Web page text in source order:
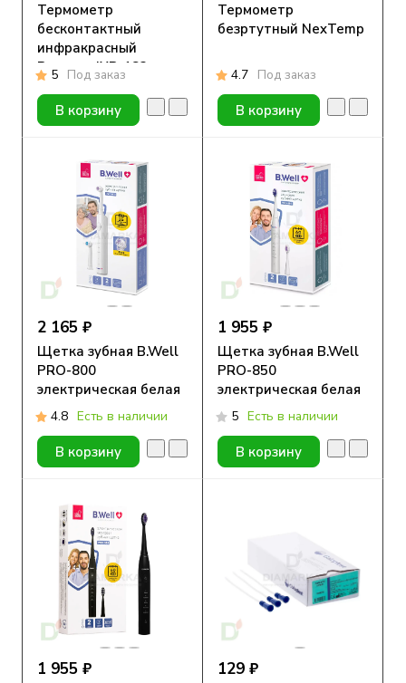
Термометр
бесконтактный
инфракрасный
Berrcom JXB-183
5 Под заказ
В корзину
Термометр
безртутный NexTemp
4.7 Под заказ
В корзину
2 165 ₽
Щетка зубная B.Well
PRO-800
электрическая белая
4.8 Есть в наличии
В корзину
1 955 ₽
Щетка зубная B.Well
PRO-850
электрическая белая
5 Есть в наличии
В корзину
1 955 ₽ 129 ₽